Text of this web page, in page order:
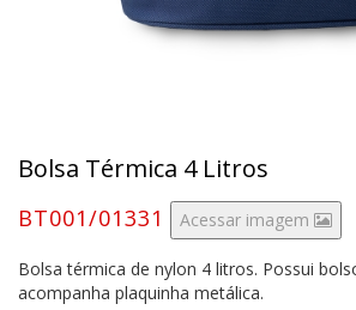
Bolsa Térmica 4 Litros
BT001/01331 Acessar imagem
Bolsa térmica de nylon 4 litros. Possui
acompanha plaquinha metálica.